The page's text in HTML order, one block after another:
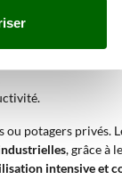
de la machine.
sable ou
en présence de
ou potagers privés.
, grâce à
intensive et